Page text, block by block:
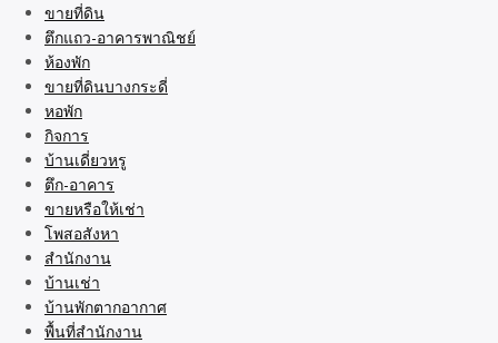
ขายที่ดิน
ตึกแถว-อาคารพาณิชย์
ห้องพัก
ขายที่ดินบางกระดี่
หอพัก
กิจการ
บ้านเดี่ยวหรู
ตึก-อาคาร
ขายหรือให้เช่า
โพสอสังหา
สำนักงาน
บ้านเช่า
บ้านพักตากอากาศ
พื้นที่สำนักงาน